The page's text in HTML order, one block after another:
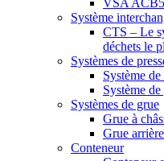
VSA
Système
CTS – Le
déchets le
Systèmes de
Système
Système
Systèmes de grue
Grue à
Grue arrière
Conteneur